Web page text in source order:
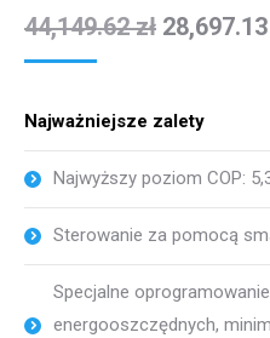
44,149.62zł 28,697.13
Najważniejsze zalety
Najwyższy poziom COP:
Sterowanie za pomocą
Specjalne
energooszczędnych,